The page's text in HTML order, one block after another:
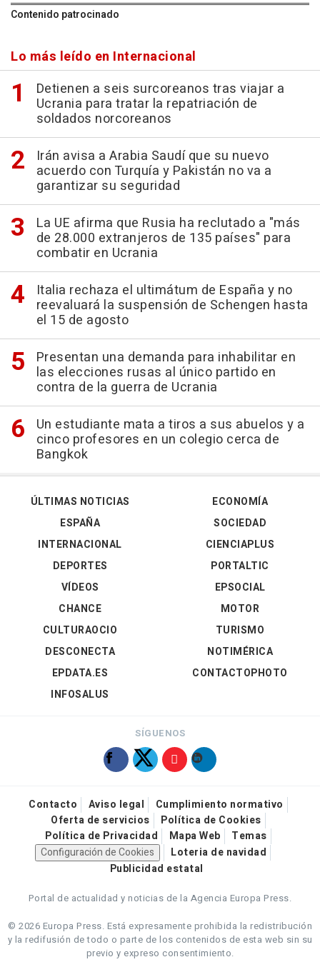
Contenido patrocinado
Lo más leído en Internacional
Detienen a seis surcoreanos tras viajar a
Ucrania para tratar la repatriación de
soldados norcoreanos
Irán avisa a Arabia Saudí que su nuevo
acuerdo con Turquía y Pakistán no va a
garantizar su seguridad
La UE afirma que Rusia ha reclutado a "más
de 28.000 extranjeros de 135 países" para
combatir en Ucrania
Italia rechaza el ultimátum de España y no
reevaluará la suspensión de Schengen hasta
el 15 de agosto
Presentan una demanda para inhabilitar en
las elecciones rusas al único partido en
contra de la guerra de Ucrania
Un estudiante mata a tiros a sus abuelos y a
cinco profesores en un colegio cerca de
Bangkok
ÚLTIMAS NOTICIAS
ESPAÑA
INTERNACIONAL
DEPORTES
VÍDEOS
ECONOMÍA
SOCIEDAD
CIENCIAPLUS
PORTALTIC
EPSOCIAL
CHANCE
CULTURAOCIO
DESCONECTA
EPDATA.ES
INFOSALUS
MOTOR
TURISMO
NOTIMÉRICA
CONTACTOPHOTO
SÍGUENOS
Contacto Aviso legal
Cumplimiento normativo
Oferta de servicios
Política de Cookies
Política de Privacidad
Mapa Web
Temas
Configuración de Cookies
Loteria de navidad
Publicidad estatal
Portal de actualidad y noticias de la Agencia Europa Press.
© 2026 Europa Press. Está expresamente prohibida la redistribución
y la redifusión de todo o parte de los contenidos de esta web sin su
previo y expreso consentimiento.